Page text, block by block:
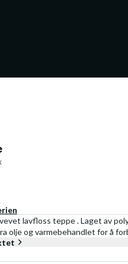
lavfloss teppe . Laget av
olje og varmebehandlet for å